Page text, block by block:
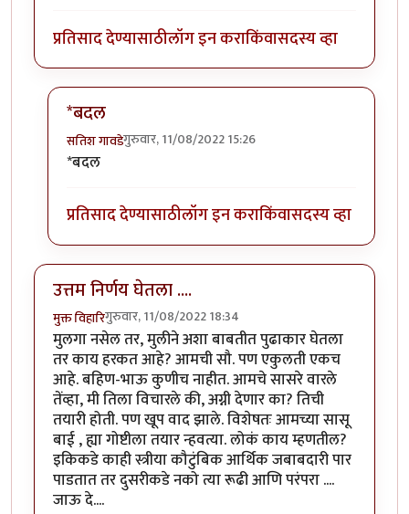
प्रतिसाद देण्यासाठीलॉग इन कराकिंवासदस्य व्हा
*बदल
सतिश गावडेगुरुवार, 11/08/2022 15:26
In reply to
*बदल
प्रतिसाद देण्यासाठीलॉग इन कराकिंवासदस्य व्हा
उत्तम निर्णय घेतला ....
मुक्त विहारिगुरुवार, 11/08/2022 18:34
मुलगा नसेल तर, मुलीने अशा बाबतीत पुढाकार घेतला
तर काय हरकत आहे? आमची सौ. पण एकुलती एकच
आहे. बहिण-भाऊ कुणीच नाहीत. आमचे सासरे वारले
तेंव्हा, मी तिला विचारले की, अग्नी देणार का? तिची
तयारी होती. पण खूप वाद झाले. विशेषतः आमच्या सासू
बाई , ह्या गोष्टीला तयार न्हवत्या. लोकं काय म्हणतील?
इकिकडे काही स्त्रीया कौटुंबिक आर्थिक जबाबदारी पार
पाडतात तर दुसरीकडे नको त्या रूढी आणि परंपरा ....
जाऊ दे....